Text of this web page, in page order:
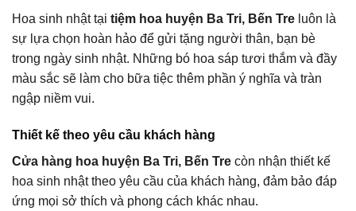
Hoa sinh nhật tại tiệm hoa huyện Ba Tri, Bến Tre luôn là
sự lựa chọn hoàn hảo để gửi tặng người thân, bạn bè
trong ngày sinh nhật. Những bó hoa sáp tươi thắm và đầy
màu sắc sẽ làm cho bữa tiệc thêm phần ý nghĩa và tràn
ngập niềm vui.
Thiết kế theo yêu cầu khách hàng
Cửa hàng hoa huyện Ba Tri, Bến Tre còn nhận thiết kế
hoa sinh nhật theo yêu cầu của khách hàng, đảm bảo đáp
ứng mọi sở thích và phong cách khác nhau.